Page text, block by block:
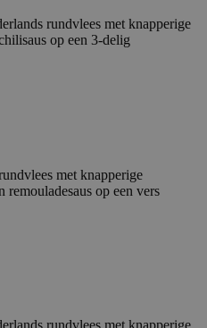
rundvlees met knapperige
op een 3-delig
met knapperige
remouladesaus op een vers